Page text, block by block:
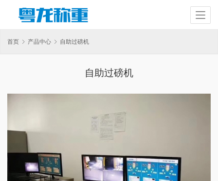
首页 产品中心 自助过磅机
自助过磅机